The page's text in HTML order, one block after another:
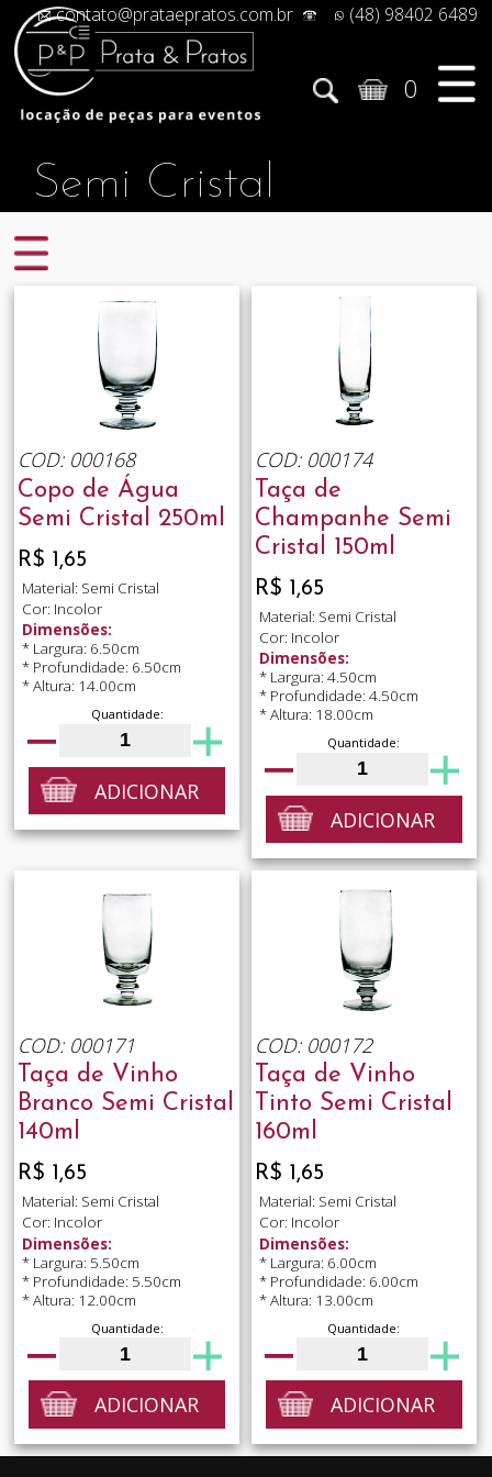
contato@prataepratos.com.br (48) 98402 6489
0
Semi Cristal
COD: 000168
Copo de Água
Semi Cristal 250ml
R$ 1,65
Material: Semi Cristal
Cor: Incolor
Dimensões:
* Largura: 6.50cm
* Profundidade: 6.50cm
* Altura: 14.00cm
Quantidade:
ADICIONAR
COD: 000174
Taça de
Champanhe Semi
Cristal 150ml
R$ 1,65
Material: Semi Cristal
Cor: Incolor
Dimensões:
* Largura: 4.50cm
* Profundidade: 4.50cm
* Altura: 18.00cm
Quantidade:
ADICIONAR
COD: 000171
Taça de Vinho
Branco Semi Cristal
140ml
R$ 1,65
Material: Semi Cristal
Cor: Incolor
Dimensões:
* Largura: 5.50cm
* Profundidade: 5.50cm
* Altura: 12.00cm
Quantidade:
ADICIONAR
COD: 000172
Taça de Vinho
Tinto Semi Cristal
160ml
R$ 1,65
Material: Semi Cristal
Cor: Incolor
Dimensões:
* Largura: 6.00cm
* Profundidade: 6.00cm
* Altura: 13.00cm
Quantidade:
ADICIONAR